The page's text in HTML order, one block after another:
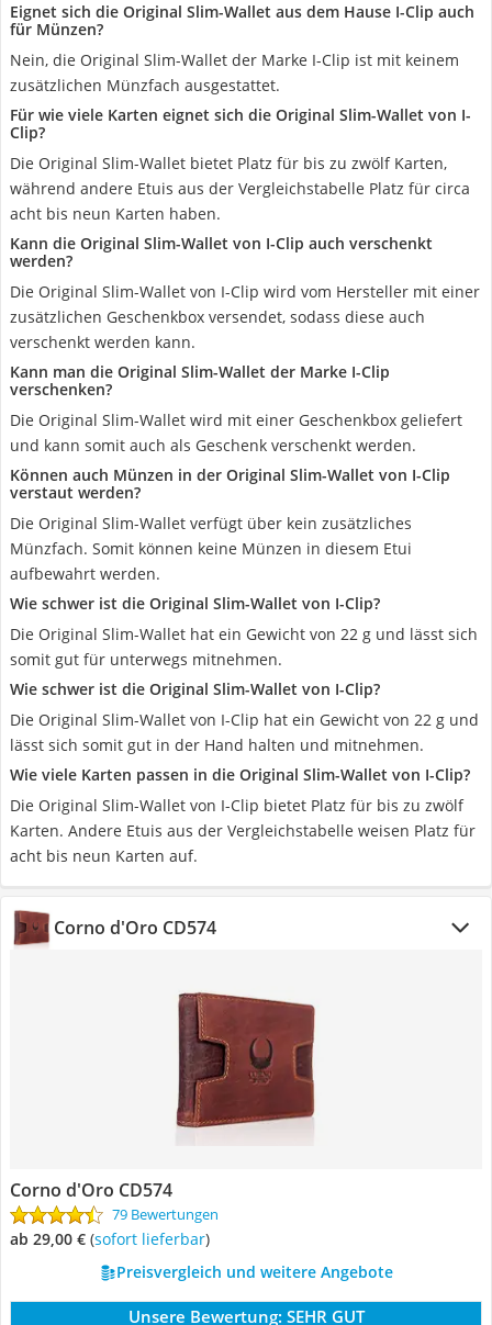
Eignet sich die Original Slim-Wallet aus dem Hause I-Clip auch
für Münzen?
Nein, die Original Slim-Wallet der Marke I-Clip ist mit keinem
zusätzlichen Münzfach ausgestattet.
Für wie viele Karten eignet sich die Original Slim-Wallet von I-
Clip?
Die Original Slim-Wallet bietet Platz für bis zu zwölf Karten,
während andere Etuis aus der Vergleichstabelle Platz für circa
acht bis neun Karten haben.
Kann die Original Slim-Wallet von I-Clip auch verschenkt
werden?
Die Original Slim-Wallet von I-Clip wird vom Hersteller mit einer
zusätzlichen Geschenkbox versendet, sodass diese auch
verschenkt werden kann.
Kann man die Original Slim-Wallet der Marke I-Clip
verschenken?
Die Original Slim-Wallet wird mit einer Geschenkbox geliefert
und kann somit auch als Geschenk verschenkt werden.
Können auch Münzen in der Original Slim-Wallet von I-Clip
verstaut werden?
Die Original Slim-Wallet verfügt über kein zusätzliches
Münzfach. Somit können keine Münzen in diesem Etui
aufbewahrt werden.
Wie schwer ist die Original Slim-Wallet von I-Clip?
Die Original Slim-Wallet hat ein Gewicht von 22 g und lässt sich
somit gut für unterwegs mitnehmen.
Wie schwer ist die Original Slim-Wallet von I-Clip?
Die Original Slim-Wallet von I-Clip hat ein Gewicht von 22 g und
lässt sich somit gut in der Hand halten und mitnehmen.
Wie viele Karten passen in die Original Slim-Wallet von I-Clip?
Die Original Slim-Wallet von I-Clip bietet Platz für bis zu zwölf
Karten. Andere Etuis aus der Vergleichstabelle weisen Platz für
acht bis neun Karten auf.
Corno d'Oro CD574
Corno d'Oro CD574
79 Bewertungen
ab 29,00 € ( Sofort lieferbar)
Preisvergleich und weitere Angebote
Unsere Bewertung: SEHR GUT